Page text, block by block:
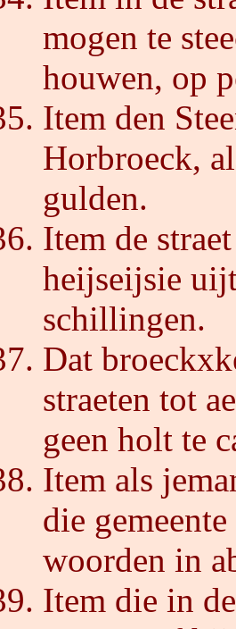
mogen te
houwen, op
Item den
Horbroeck,
gulden.
Item de
heijseijsie
schillingen.
Dat
straeten tot
geen holt te
Item als
die
woorden in
Item die in